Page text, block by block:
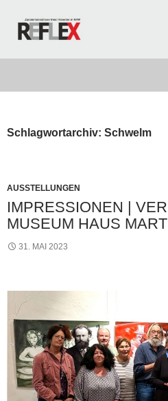
Inhalt
springen
Schlagwortarchiv: Schwelm
AUSSTELLUNGEN
IMPRESSIONEN |
MUSEUM HAUS
31. MAI 2023